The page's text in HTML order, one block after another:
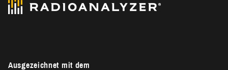
Ausgezeichnet mit dem